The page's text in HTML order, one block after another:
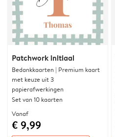
Patchwork initiaal
Bedankkaarten | Premium kaart
met keuze uit 3
papierafwerkingen
Set van 10 kaarten
Vanaf
€ 9,99